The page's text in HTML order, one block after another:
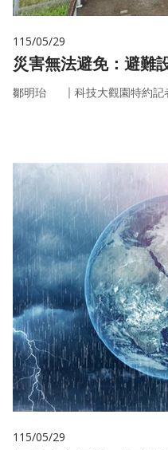
115/05/29
災害無法避免：避難
鄒明珆 ｜ 科技大觀園特約記
115/05/29